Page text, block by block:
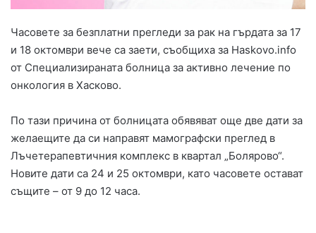
Часовете за безплатни прегледи за рак на гърдата за 17
и 18 октомври вече са заети, съобщиха за Haskovo.info
от Специализираната болница за активно лечение по
онкология в Хасково.
По тази причина от болницата обявяват още две дати за
желаещите да си направят мамографски преглед в
Лъчетерапевтичния комплекс в квартал „Болярово“.
Новите дати са 24 и 25 октомври, като часовете остават
същите – от 9 до 12 часа.